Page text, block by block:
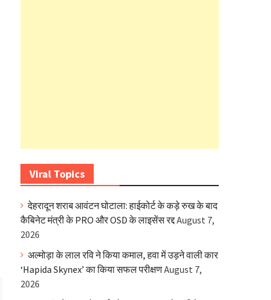
Viral Topics
देहरादून शराब आवंटन घोटाला: हाईकोर्ट के कड़े रुख के बाद
कैबिनेट मंत्री के PRO और OSD के लाइसेंस रद्दAugust 7,
2026
अल्मोड़ा के लाल रवि ने किया कमाल, हवा में उड़ने वाली कार
‘Hapida Skynex’ का किया सफल परीक्षणAugust 7,
2026